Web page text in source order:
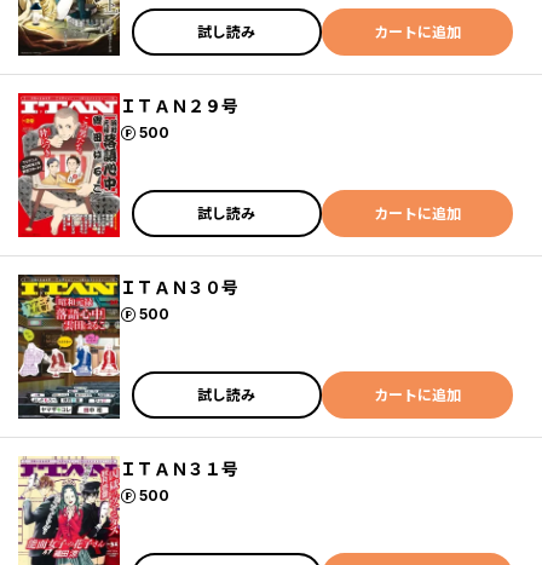
試し読み カートに追加
ＩＴＡＮ２９号
500
ポイント
試し読み カートに追加
ＩＴＡＮ３０号
500
ポイント
試し読み カートに追加
ＩＴＡＮ３１号
500
ポイント